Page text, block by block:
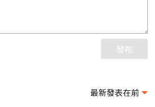
發布
最新發表在前